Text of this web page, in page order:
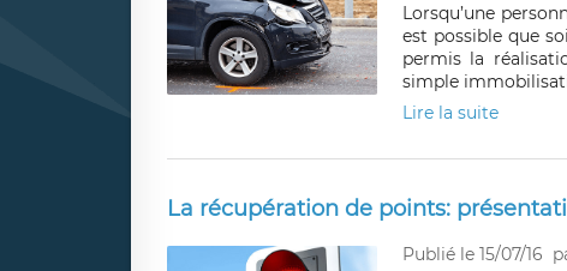
Lorsqu’une
est possible que
permis la
simple
Lire la suite
La récupération de points:
Publié le 15/07/16